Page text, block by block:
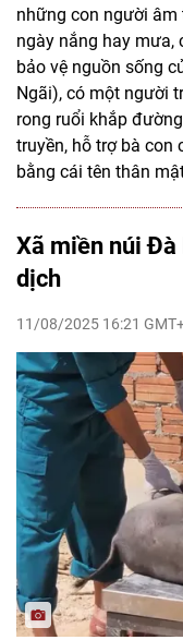
những con người âm
ngày nắng hay mưa,
bảo vệ nguồn sống
Ngãi), có một người
rong ruổi khắp
truyền, hỗ trợ bà con
bằng cái tên thân
Xã miền núi
dịch
11/08/2025 16:21